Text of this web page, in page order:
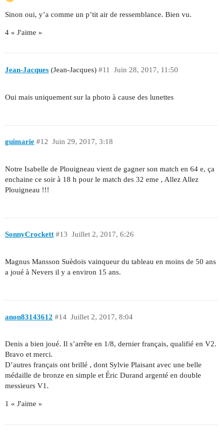
Sinon oui, y’a comme un p’tit air de ressemblance. Bien vu.
4 « J'aime »
Jean-Jacques (Jean-Jacques) Juin 28, 2017, 11:50
#11
Oui mais uniquement sur la photo à cause des lunettes
guimarie Juin 29, 2017, 3:18
#12
Notre Isabelle de Plouigneau vient de gagner son match en 64 e, ça
enchaine ce soir à 18 h pour le match des 32 eme , Allez Allez
Plouigneau !!!
SonnyCrockett Juillet 2, 2017, 6:26
#13
Magnus Mansson Suèdois vainqueur du tableau en moins de 50 ans
a joué à Nevers il y a environ 15 ans.
anon83143612 Juillet 2, 2017, 8:04
#14
Denis a bien joué. Il s’arrête en 1/8, dernier français, qualifié en V2.
Bravo et merci.
D’autres français ont brillé , dont Sylvie Plaisant avec une belle
médaille de bronze en simple et Éric Durand argenté en double
messieurs V1.
1 « J'aime »